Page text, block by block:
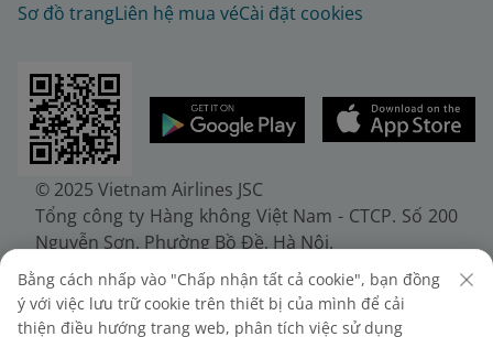
Sơ đồ trangLiên hệ mua véCài đặt cookies
© 2025 Vietnam Airlines JSC
Tổng công ty Hàng không Việt Nam - CTCP. Số 200
Nguyễn Sơn, Phường Bồ Đề, Hà Nội.
Điện thoại: (+84-24) 38272289. Fax: (+84-24)
38722375
Giấy chứng nhận đăng ký doanh nghiệp, mã số
Bằng cách nhấp vào "Chấp nhận tất cả cookie", bạn đồng
ý với việc lưu trữ cookie trên thiết bị của mình để cải
thiện điều hướng trang web, phân tích việc sử dụng